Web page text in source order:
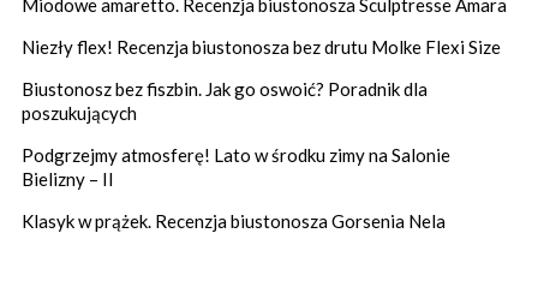
Miodowe amaretto. Recenzja biustonosza Sculptresse Amara
Niezły flex! Recenzja biustonosza bez drutu Molke Flexi Size
Biustonosz bez fiszbin. Jak go oswoić? Poradnik dla
poszukujących
Podgrzejmy atmosferę! Lato w środku zimy na Salonie
Bielizny – II
Klasyk w prążek. Recenzja biustonosza Gorsenia Nela